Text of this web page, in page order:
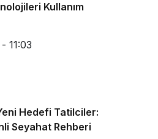
Kullanım
11:03
Hedefi Tatilciler:
Seyahat Rehberi